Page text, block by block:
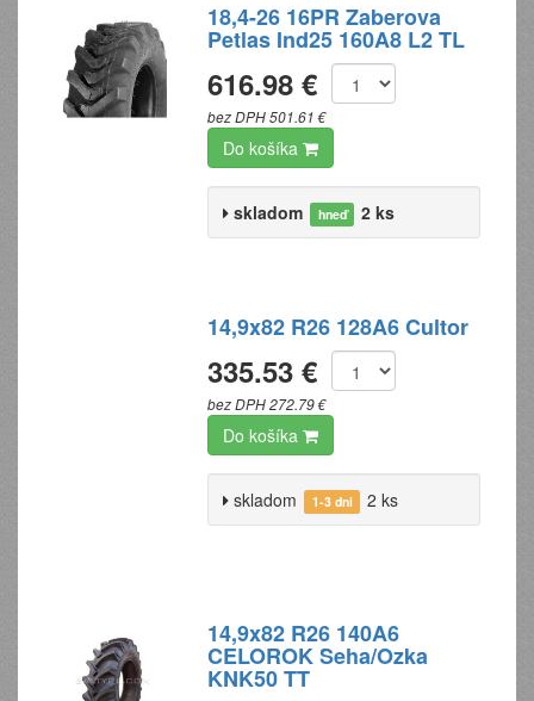
18,4-26 16PR Zaberova
Petlas Ind25 160A8 L2 TL
616.98 €
bez DPH 501.61 €
Do košíka
skladom hneď 2 ks
14,9x82 R26 128A6 Cultor
335.53 €
bez DPH 272.79 €
Do košíka
skladom 1-3 dni 2 ks
14,9x82 R26 140A6
CELOROK Seha/Ozka
KNK50 TT